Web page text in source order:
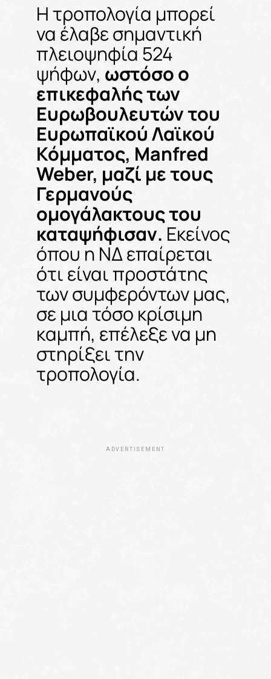
Η τροπολογία μπορεί
να έλαβε σημαντική
πλειοψηφία 524
ψήφων, ωστόσο ο
επικεφαλής των
Ευρωβουλευτών του
Ευρωπαϊκού Λαϊκού
Κόμματος, Manfred
Weber, μαζί με τους
Γερμανούς
ομογάλακτους του
καταψήφισαν. Εκείνος
όπου η ΝΔ επαίρεται
ότι είναι προστάτης
των συμφερόντων μας,
σε μια τόσο κρίσιμη
καμπή, επέλεξε να μη
στηρίξει την
τροπολογία.
ADVERTISEMENT